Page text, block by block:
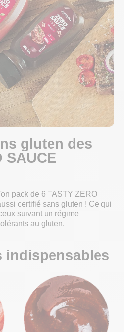
gluten des
SAUCE
pack de 6 TASTY ZERO
certifié sans gluten ! Ce qui
suivant un régime
au gluten.
indispensables